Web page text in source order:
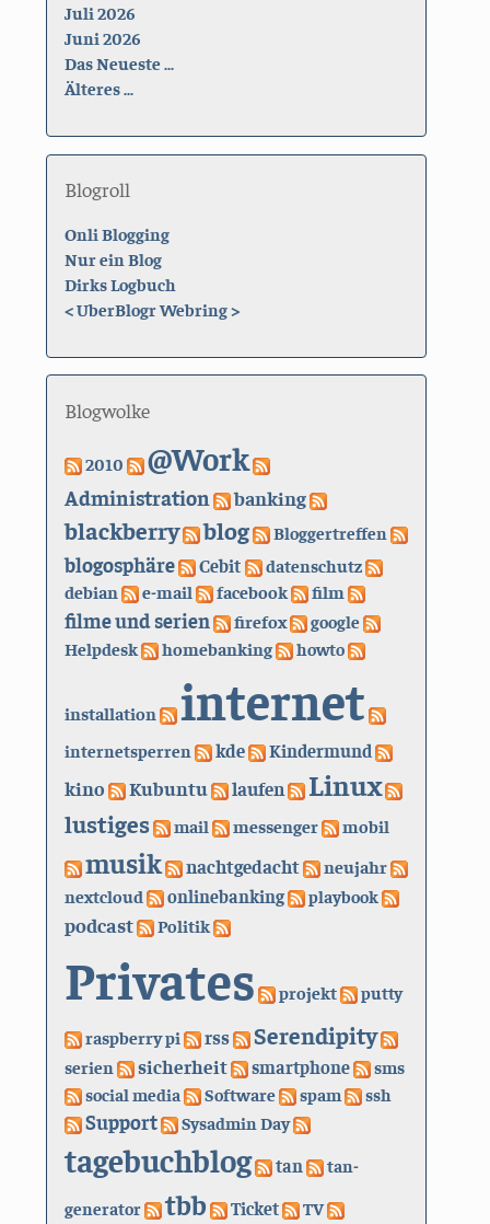
Juli 2026
Juni 2026
Das Neueste ...
Älteres ...
Blogroll
Onli Blogging
Nur ein Blog
Dirks Logbuch
<UberBlogr Webring>
Blogwolke
2010 @Work
Administration banking
blackberry blog Bloggertreffen
blogosphäre Cebit datenschutz
debian e-mail facebook film
filme und serien firefox
google
Helpdesk
homebanking howto
installation internet
internetsperren kde Kindermund
kino Kubuntu laufen Linux
lustiges mail messenger mobil
musik nachtgedacht neujahr
nextcloud onlinebanking playbook
podcast Politik
Privates projekt putty
raspberry pi rss Serendipity
serien sicherheit smartphone
sms
social media
Software spam ssh
Support Sysadmin Day
tagebuchblog tan
tan-
generator
tbb Ticket TV